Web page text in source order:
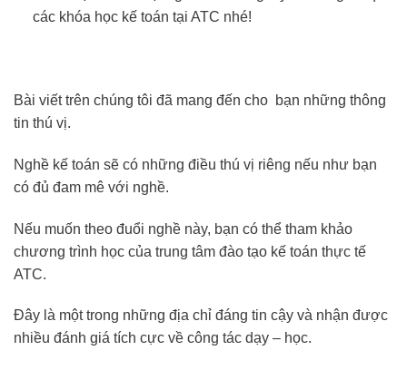
các khóa học kế toán tại ATC nhé!
Bài viết trên chúng tôi đã mang đến cho bạn những thông
tin thú vị.
Nghề kế toán sẽ có những điều thú vị riêng nếu như bạn
có đủ đam mê với nghề.
Nếu muốn theo đuổi nghề này, bạn có thể tham khảo
chương trình học của trung tâm đào tạo kế toán thực tế
ATC.
Đây là một trong những địa chỉ đáng tin cậy và nhận được
nhiều đánh giá tích cực về công tác dạy – học.